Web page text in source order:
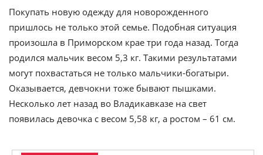
Покупать новую одежду для новорожденного
пришлось не только этой семье. Подобная ситуация
произошла в Приморском крае три года назад. Тогда
родился мальчик весом 5,3 кг. Такими результатами
могут похвастаться не только мальчики-богатыри.
Оказывается, девчокни тоже бывают пышками.
Несколько лет назад во Владикавказе на свет
появилась девочка с весом 5,58 кг, а ростом – 61 см.